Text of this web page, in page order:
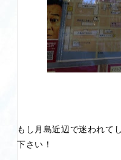
もし月島近辺で迷われて
下さい！